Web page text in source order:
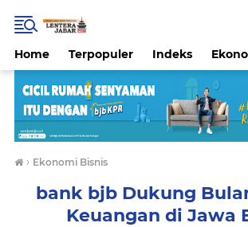
Home Terpopuler Indeks
› Ekonomi Bisnis
bank bjb Dukung
Keuangan di Jawa